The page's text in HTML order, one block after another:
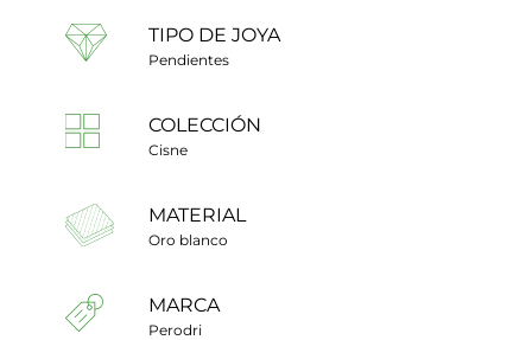
TIPO DE JOYA
Pendientes
COLECCIÓN
Cisne
MATERIAL
Oro blanco
MARCA
Perodri